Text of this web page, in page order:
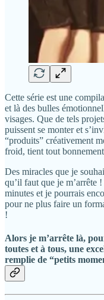
Cette série est une
et là des bulles
visages. Que de tels
puissent se monter et
“produits” créativement
froid, tient tout
Des miracles que je
qu’il faut que je m’arrête
minutes et je pourrais
pour ne plus faire un
!
Alors je m’arrête là,
toutes et à tous, une
remplie de “petits